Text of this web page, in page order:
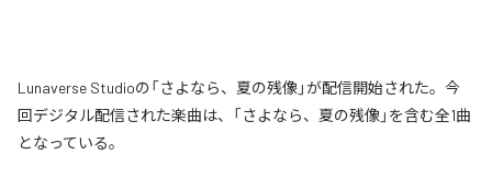
Lunaverse Studioの「さよなら、夏の残像」が配信開始された。今
回デジタル配信された楽曲は、「さよなら、夏の残像」を含む全1曲
となっている。